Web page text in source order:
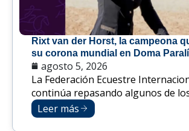
Rixt van der Horst, la campeona
su corona mundial en Doma
agosto 5, 2026
La Federación Ecuestre
continúa repasando algunos de
Leer más